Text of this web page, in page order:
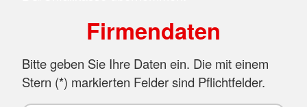
Firmendaten
Bitte geben Sie Ihre Daten ein. Die mit einem
Stern (*) markierten Felder sind Pflichtfelder.